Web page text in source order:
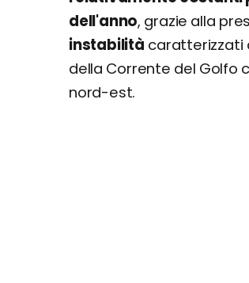
dell'anno, grazie alla
instabilità caratterizzati
della Corrente del Golfo
nord-est.